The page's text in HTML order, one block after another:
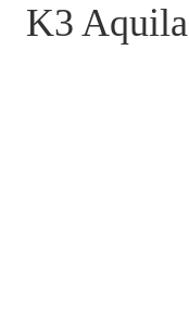
K3 Aquila